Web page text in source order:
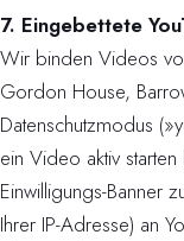
7. Eingebettete
Wir binden Videos
Gordon House,
Datenschutzmodus
ein Video aktiv
Einwilligungs-Banner
Ihrer IP-Adresse) an